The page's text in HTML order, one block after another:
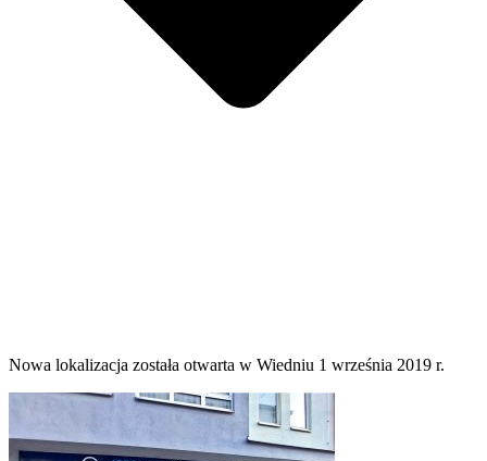
Nowa lokalizacja została otwarta w Wiedniu 1 września 2019 r.